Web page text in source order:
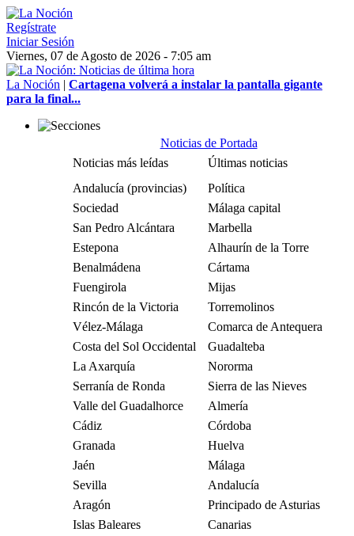
Regístrate
Iniciar Sesión
Viernes, 07 de Agosto de 2026 - 7:05 am
La Noción | Cartagena volverá a instalar la pantalla gigante
para la final...
Noticias de Portada
Noticias más leídas
Últimas noticias
Andalucía (provincias)
Política
Sociedad
Málaga capital
San Pedro Alcántara
Marbella
Estepona
Alhaurín de la Torre
Benalmádena
Cártama
Fuengirola
Mijas
Rincón de la Victoria
Torremolinos
Vélez-Málaga
Comarca de Antequera
Costa del Sol Occidental
Guadalteba
La Axarquía
Nororma
Serranía de Ronda
Sierra de las Nieves
Valle del Guadalhorce
Almería
Cádiz
Córdoba
Granada
Huelva
Jaén
Málaga
Sevilla
Andalucía
Aragón
Principado de Asturias
Islas Baleares
Canarias